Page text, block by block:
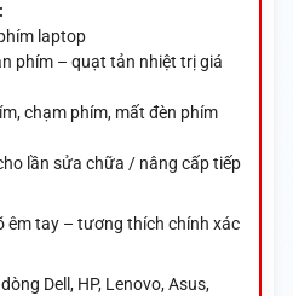
laptop
phím – quạt tản nhiệt trị giá
chạm phím, mất đèn phím
lần sửa chữa / nâng cấp tiếp
êm tay – tương thích chính xác
Dell, HP, Lenovo, Asus,